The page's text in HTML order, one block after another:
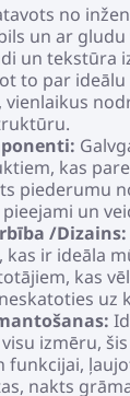
no
un ar
un tekstūra
to par
vienlaikus
kas
piederumu
un
/Dizains:
kas ir ideāla
kas
uz
izmēru,
funkcijai,
nakts